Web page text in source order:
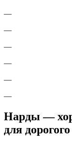
—
—
—
—
—
—
Нарды —
для